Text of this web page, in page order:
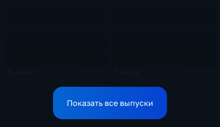
Показать все выпуски